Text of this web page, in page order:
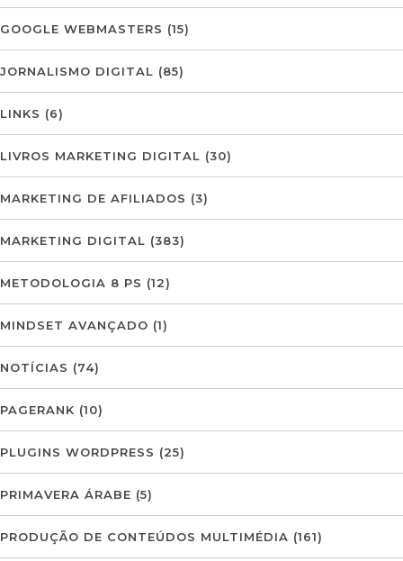
GOOGLE WEBMASTERS (15)
JORNALISMO DIGITAL (85)
LINKS (6)
LIVROS MARKETING DIGITAL (30)
MARKETING DE AFILIADOS (3)
MARKETING DIGITAL (383)
METODOLOGIA 8 PS (12)
MINDSET AVANÇADO (1)
NOTÍCIAS (74)
PAGERANK (10)
PLUGINS WORDPRESS (25)
PRIMAVERA ÁRABE (5)
PRODUÇÃO DE CONTEÚDOS MULTIMÉDIA (161)